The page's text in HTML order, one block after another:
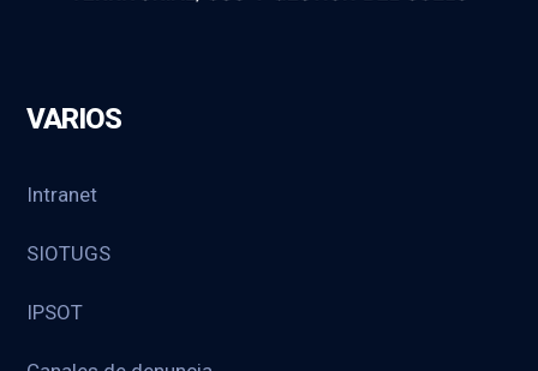
VARIOS
Intranet
SIOTUGS
IPSOT